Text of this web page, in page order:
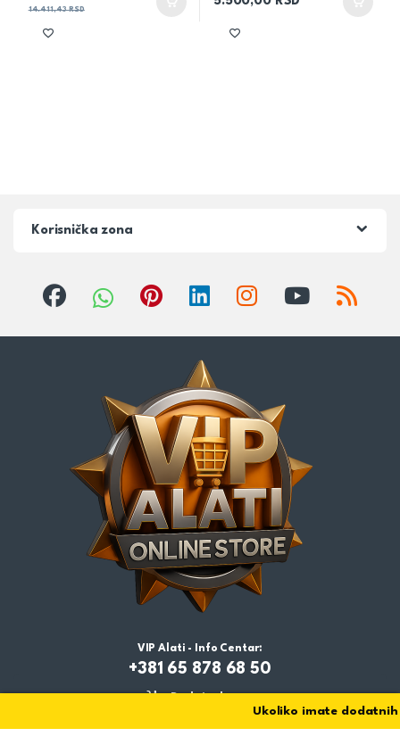
Dodaj u korpu
14.411,43RSD
Korisnička zona
VIP Alati - Info Centar:
+381 65 878 68 50
Ukoliko imate dodatnih